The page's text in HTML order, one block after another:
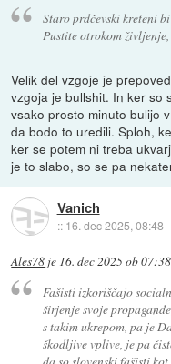
Staro prdčevski kreteni
Pustite otrokom
Velik del vzgoje je
vzgoja je bullshit. In ker so
vsako prosto minuto bulijo
da bodo to uredili. Sploh,
ker se potem ni treba
je to slabo, so se pa
Vanich
:: 16. dec 2025, 08:48
Ales78 je 16. dec 2025 ob 07:38
Fašisti izkoriščajo
širjenje svoje
s takim ukrepom, pa je
škodljive vplive, je pa